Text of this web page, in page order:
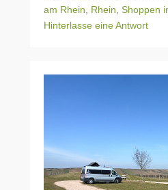
am Rhein
Rhein Shoppen
Hinterlasse eine Antwort